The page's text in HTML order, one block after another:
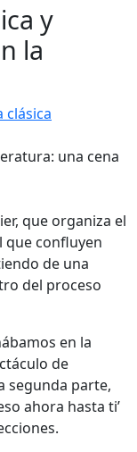
y
la
clásica
que organiza el
que confluyen
de una
del proceso
en la
de
segunda parte,
ahora hasta ti’